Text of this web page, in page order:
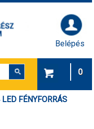
Belépés
0
FÉNYFORRÁS